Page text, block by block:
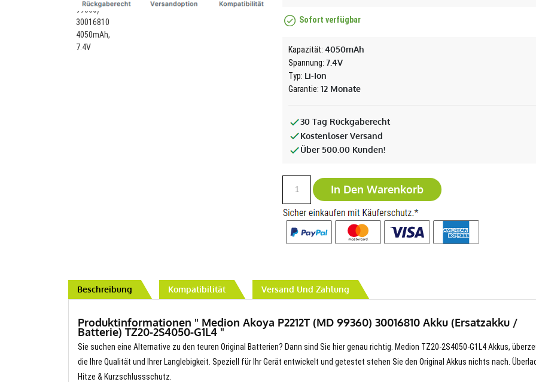
Sofort verfügbar
Kapazität:4050mAh
Spannung:7.4V
Typ: Li-Ion
Garantie:12 Monate
30 Tag Rückgaberecht
Kostenloser Versand
Über 500.00 Kunden!
In Den Warenkorb
Beschreibung Kompatibilität Versand Und Zahlung
Produktinformationen " Medion Akoya P2212T (MD 99360) 30016810 Akku (Ersatzakku /
Batterie) TZ20-2S4050-G1L4 "
Sie suchen eine Alternative zu den teuren Original Batterien? Dann sind Sie hier genau richtig. Medion TZ20-2S4050-G1L4 Akkus,
die Ihre Qualität und Ihrer Langlebigkeit. Speziell für Ihr Gerät entwickelt und getestet stehen Sie den Original Akkus nichts nach.
Hitze & Kurzschlussschutz.